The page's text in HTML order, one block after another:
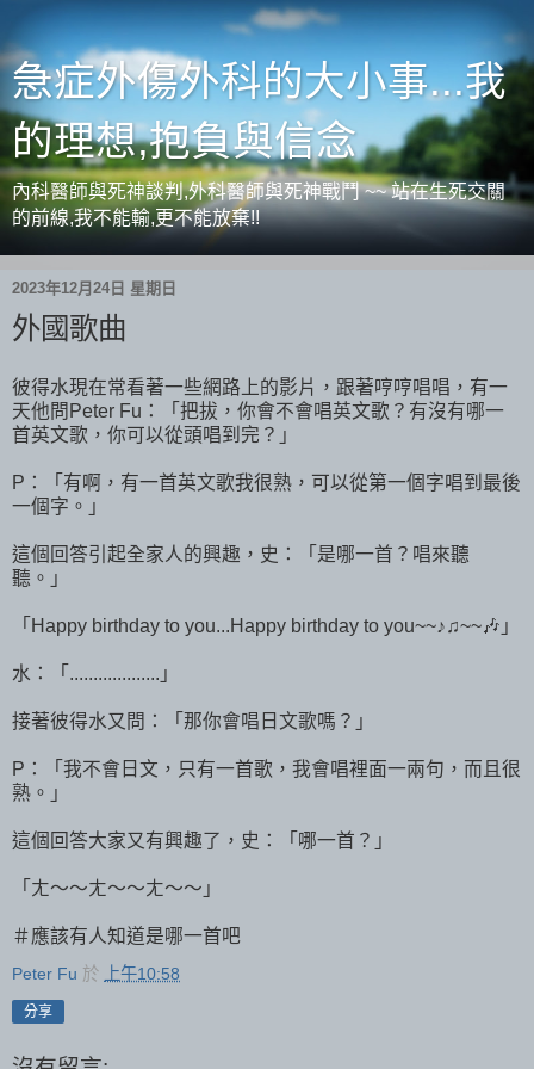
急症外傷外科的大小事...我
的理想,抱負與信念
內科醫師與死神談判,外科醫師與死神戰鬥 ~~ 站在生死交關
的前線,我不能輸,更不能放棄!!
2023年12月24日 星期日
外國歌曲
彼得水現在常看著一些網路上的影片，跟著哼哼唱唱，有一
天他問Peter Fu：「把拔，你會不會唱英文歌？有沒有哪一
首英文歌，你可以從頭唱到完？」
P：「有啊，有一首英文歌我很熟，可以從第一個字唱到最後
一個字。」
這個回答引起全家人的興趣，史：「是哪一首？唱來聽
聽。」
「Happy birthday to you...Happy birthday to you~~♪♫~~🎶」
水：「...................」
接著彼得水又問：「那你會唱日文歌嗎？」
P：「我不會日文，只有一首歌，我會唱裡面一兩句，而且很
熟。」
這個回答大家又有興趣了，史：「哪一首？」
「ㄤ～～ㄤ～～ㄤ～～」
＃應該有人知道是哪一首吧
Peter Fu 於 上午10:58
分享